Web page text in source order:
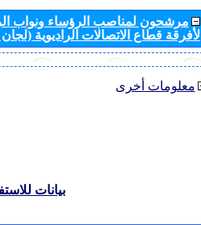
مرشحون لمناصب الرؤساء ونواب
لأفرقة قطاع الاتصالات الراديوية
معلومات أخرى
بيانات